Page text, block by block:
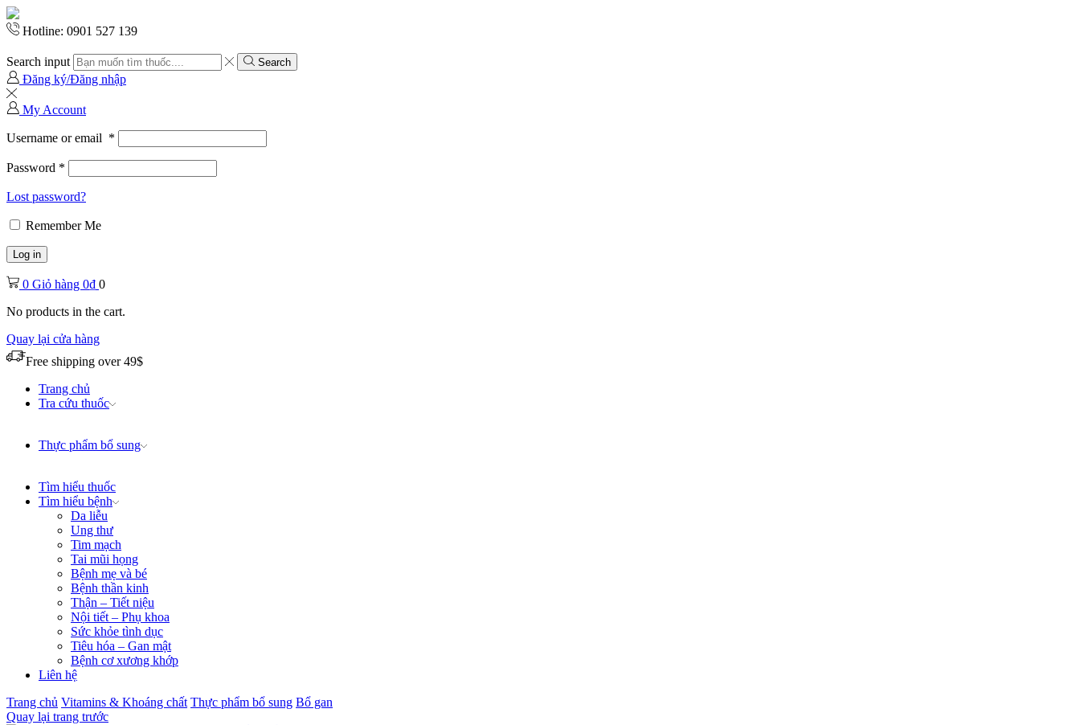
Hotline: 0901 527 139
Search input Search
Đăng ký/Đăng nhập
My Account
Username or email *
Password *
Lost password?
Remember Me
Log in
0 Giỏ hàng 0₫ 0
No products in the cart.
Quay lại cửa hàng
Free shipping over 49$
Trang chủ
Tra cứu thuốc
Thực phẩm bổ sung
Tìm hiểu thuốc
Tìm hiểu bệnh
Da liễu
Ung thư
Tim mạch
Tai mũi họng
Bệnh mẹ và bé
Bệnh thần kinh
Thận – Tiết niệu
Nội tiết – Phụ khoa
Sức khỏe tình dục
Tiêu hóa – Gan mật
Bệnh cơ xương khớp
Liên hệ
Trang chủ Vitamins & Khoáng chất Thực phẩm bổ sung Bổ gan
Quay lại trang trước